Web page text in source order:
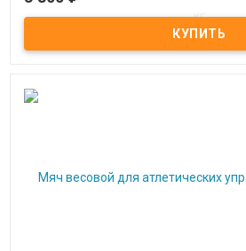
Мяч весовой для атлетических